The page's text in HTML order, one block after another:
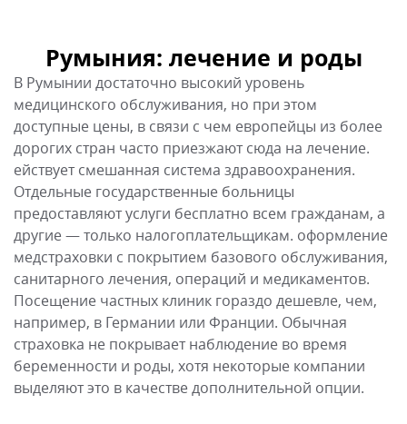
Румыния: лечение и роды
В Румынии достаточно высокий уровень
медицинского обслуживания, но при этом
доступные цены, в связи с чем европейцы из более
дорогих стран часто приезжают сюда на лечение.
ействует смешанная система здравоохранения.
Отдельные государственные больницы
предоставляют услуги бесплатно всем гражданам, а
другие — только налогоплательщикам. оформление
медстраховки с покрытием базового обслуживания,
санитарного лечения, операций и медикаментов.
Посещение частных клиник гораздо дешевле, чем,
например, в Германии или Франции. Обычная
страховка не покрывает наблюдение во время
беременности и роды, хотя некоторые компании
выделяют это в качестве дополнительной опции.